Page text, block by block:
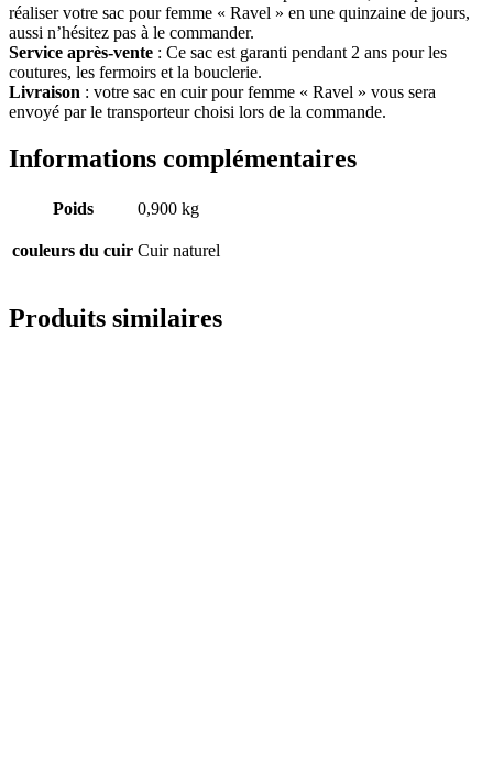
réaliser votre sac pour femme « Ravel » en une quinzaine de jours,
aussi n’hésitez pas à le commander.
Service après-vente : Ce sac est garanti pendant 2 ans pour les
coutures, les fermoirs et la bouclerie.
Livraison : votre sac en cuir pour femme « Ravel » vous sera
envoyé par le transporteur choisi lors de la commande.
Informations complémentaires
Poids 0,900 kg
couleurs du cuir Cuir naturel
Produits similaires